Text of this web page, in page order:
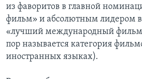
из фаворитов в главной
фильм» и абсолютным лидером в
«лучший международный
пор называется категория
иностранных языках).